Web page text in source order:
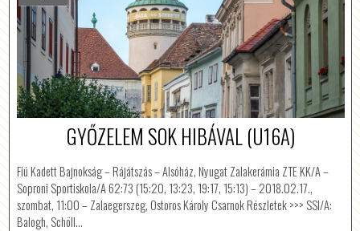
GYŐZELEM SOK HIBÁVAL (U16A)
Fiú Kadett Bajnokság – Rájátszás – Alsóház, Nyugat Zalakerámia ZTE KK/A –
Soproni Sportiskola/A 62:73 (15:20, 13:23, 19:17, 15:13) – 2018.02.17.,
szombat, 11:00 – Zalaegerszeg, Ostoros Károly Csarnok Részletek >>> SSI/A:
Balogh, Schöll…